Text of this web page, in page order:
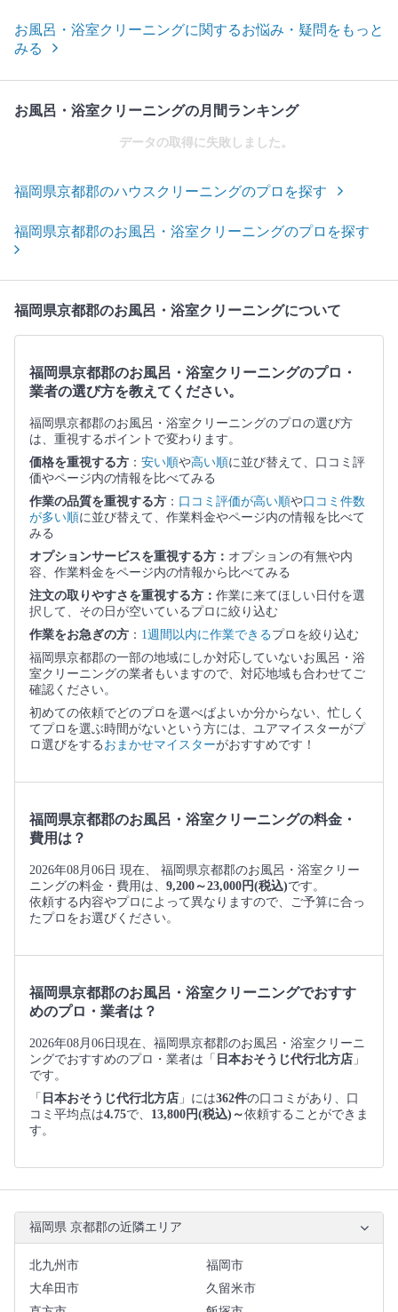
お風呂・浴室クリーニングに関するお悩み・疑問をもっと
みる
お風呂・浴室クリーニングの月間ランキング
データの取得に失敗しました。
福岡県京都郡のハウスクリーニングのプロを探す
福岡県京都郡のお風呂・浴室クリーニングのプロを探す
福岡県京都郡のお風呂・浴室クリーニングについて
福岡県京都郡のお風呂・浴室クリーニングのプロ・
業者の選び方を教えてください。
福岡県京都郡のお風呂・浴室クリーニングのプロの選び方
は、重視するポイントで変わります。
価格を重視する方 ： 安い順や高い順に並び替えて、口コミ評
価やページ内の情報を比べてみる
作業の品質を重視する方 ： 口コミ評価が高い順や口コミ件数
が多い順に並び替えて、作業料金やページ内の情報を比べて
みる
オプションサービスを重視する方： オプションの有無や内
容、作業料金をページ内の情報から比べてみる
注文の取りやすさを重視する方： 作業に来てほしい日付を選
択して、その日が空いているプロに絞り込む
作業をお急ぎの方 ： 1週間以内に作業できるプロを絞り込む
福岡県京都郡の一部の地域にしか対応していないお風呂・浴
室クリーニングの業者もいますので、対応地域も合わせてご
確認ください。
初めての依頼でどのプロを選べばよいか分からない、忙しく
てプロを選ぶ時間がないという方には、ユアマイスターがプ
ロ選びをする おまかせマイスターがおすすめです！
福岡県京都郡のお風呂・浴室クリーニングの料金・
費用は？
2026年08月06日 現在、 福岡県京都郡のお風呂・浴室クリー
ニングの料金・費用は、 9,200～23,000円(税込)です。
依頼する内容やプロによって異なりますので、ご予算に合っ
たプロをお選びください。
福岡県京都郡のお風呂・浴室クリーニングでおすす
めのプロ・業者は？
2026年08月06日現在、福岡県京都郡のお風呂・浴室クリーニ
ングでおすすめのプロ・業者は「 日本おそうじ代行北方店 」
です。
「 日本おそうじ代行北方店 」には362件の口コミがあり、口
コミ平均点は4.75で、 13,800円(税込)～依頼することができま
す。
福岡県 京都郡の近隣エリア
北九州市
福岡市
大牟田市
久留米市